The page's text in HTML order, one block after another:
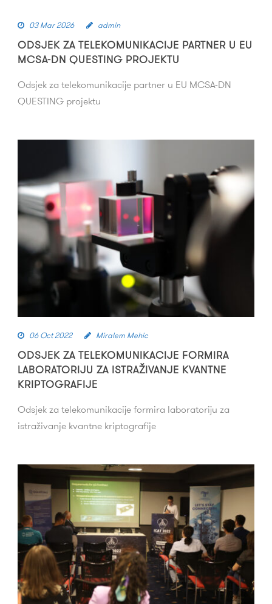
03 Mar 2026 admin
ODSJEK ZA TELEKOMUNIKACIJE PARTNER U EU
MCSA-DN QUESTING PROJEKTU
Odsjek za telekomunikacije partner u EU MCSA-DN
QUESTING projektu
06 Oct 2022 Miralem Mehic
ODSJEK ZA TELEKOMUNIKACIJE FORMIRA
LABORATORIJU ZA ISTRAŽIVANJE KVANTNE
KRIPTOGRAFIJE
Odsjek za telekomunikacije formira laboratoriju za
istraživanje kvantne kriptografije